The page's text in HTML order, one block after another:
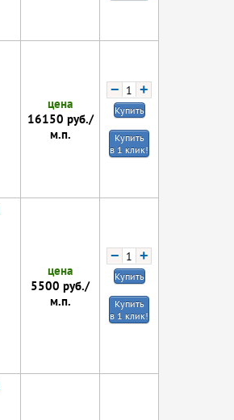
цена
16150 руб./
м.п.
− +
Купить
Купить
в 1 клик!
цена
5500 руб./
м.п.
− +
Купить
Купить
в 1 клик!